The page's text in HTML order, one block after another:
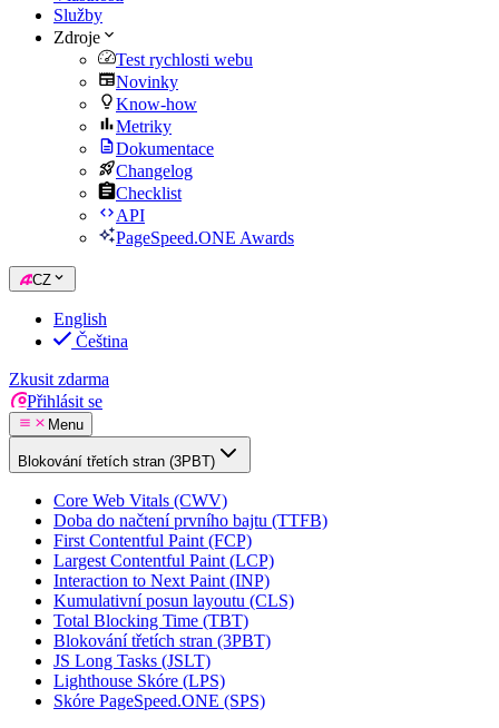
Služby
Zdroje
Test rychlosti webu
Novinky
Know-how
Metriky
Dokumentace
Changelog
Checklist
API
PageSpeed.ONE Awards
CZ
English
Čeština
Zkusit zdarma
Přihlásit se
Menu
Blokování třetích stran (3PBT)
Core Web Vitals (CWV)
Doba do načtení prvního bajtu (TTFB)
First Contentful Paint (FCP)
Largest Contentful Paint (LCP)
Interaction to Next Paint (INP)
Kumulativní posun layoutu (CLS)
Total Blocking Time (TBT)
Blokování třetích stran (3PBT)
JS Long Tasks (JSLT)
Lighthouse Skóre (LPS)
Skóre PageSpeed.ONE (SPS)